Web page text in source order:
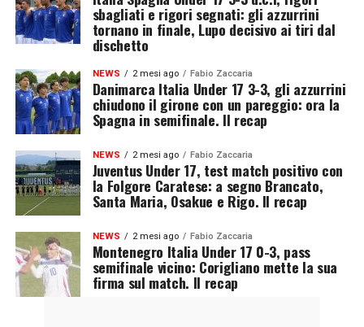
sbagliati e rigori segnati: gli azzurrini
tornano in finale, Lupo decisivo ai tiri dal
dischetto
NEWS 2 mesi ago Fabio Zaccaria
Danimarca Italia Under 17 3-3, gli azzurrini
chiudono il girone con un pareggio: ora la
Spagna in semifinale. Il recap
NEWS 2 mesi ago Fabio Zaccaria
Juventus Under 17, test match positivo con
la Folgore Caratese: a segno Brancato,
Santa Maria, Osakue e Rigo. Il recap
NEWS 2 mesi ago Fabio Zaccaria
Montenegro Italia Under 17 0-3, pass
semifinale vicino: Corigliano mette la sua
firma sul match. Il recap